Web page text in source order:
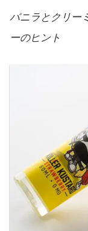
バニラとクリー
ーのヒント